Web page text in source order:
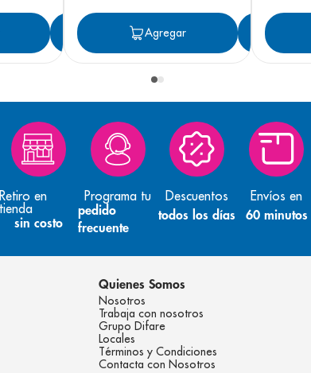
AgregarAgregar
Retiro en
tienda
sin costo
Programa tu
pedido
frecuente
Descuentos
todos los días
Envíos en
60 minutos
Quienes Somos
Nosotros
Trabaja con nosotros
Grupo Difare
Locales
Términos y Condiciones
Contacta con Nosotros